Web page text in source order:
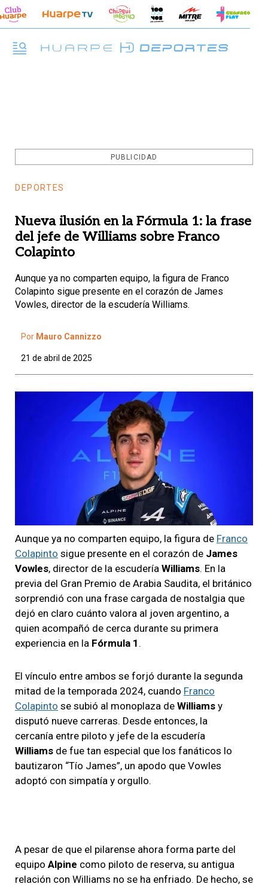
PUBLICIDAD
DEPORTES
Nueva ilusión en la Fórmula 1: la frase
del jefe de Williams sobre Franco
Colapinto
Aunque ya no comparten equipo, la figura de Franco
Colapinto sigue presente en el corazón de James
Vowles, director de la escudería Williams.
Por Mauro Cannizzo
21 de abril de 2025
Aunque ya no comparten equipo, la figura de Franco
Colapinto sigue presente en el corazón de James
Vowles, director de la escudería Williams. En la
previa del Gran Premio de Arabia Saudita, el británico
sorprendió con una frase cargada de nostalgia que
dejó en claro cuánto valora al joven argentino, a
quien acompañó de cerca durante su primera
experiencia en la Fórmula 1 .
El vínculo entre ambos se forjó durante la segunda
mitad de la temporada 2024, cuando Franco
Colapinto se subió al monoplaza de Williams y
disputó nueve carreras. Desde entonces, la
cercanía entre piloto y jefe de la escudería
Williams de fue tan especial que los fanáticos lo
bautizaron “Tío James”, un apodo que Vowles
adoptó con simpatía y orgullo.
A pesar de que el pilarense ahora forma parte del
equipo Alpine como piloto de reserva, su antigua
relación con Williams no se ha enfriado. De hecho, se